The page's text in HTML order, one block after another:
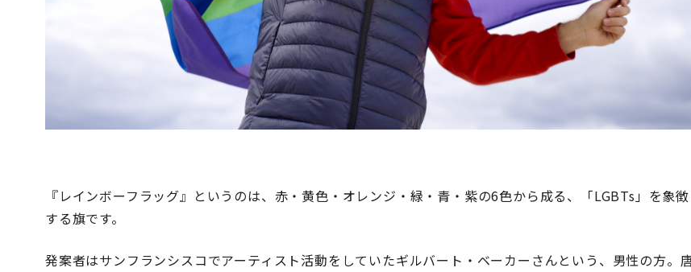
『レインボーフラッグ』というのは、赤・黄色・オレンジ・緑・青・紫の6色から成る、「LGBTs」を象徴
する旗です。
発案者はサンフランシスコでアーティスト活動をしていたギルバート・ベーカーさんという、男性の方。